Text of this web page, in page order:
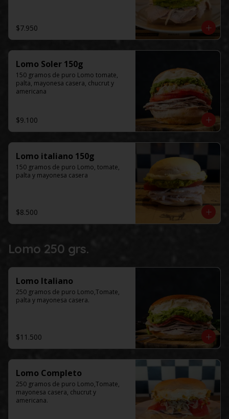
$7.950
Lomo Soler 150g
150 gramos de puro Lomo tomate,
palta, mayonesa casera, chucrut y
americana
$9.100
Lomo italiano 150g
150 gramos de puro Lomo, tomate,
palta y mayonesa casera
$8.500
Lomo 250 grs.
Lomo Italiano
250 gramos de puro Lomo,Tomate,
palta y mayonesa casera.
$11.500
Lomo Completo
250 gramos de puro Lomo,Tomate,
mayonesa casera, chucrut y
americana.